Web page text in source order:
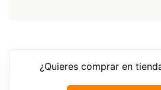
¿Quieres comprar en